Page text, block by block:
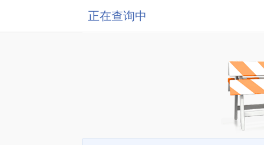
正在查询中